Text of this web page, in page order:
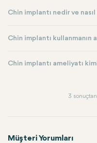
Chin implantı nedir ve nasıl
Chin implantı kullanmanın
Chin implantı ameliyatı
3
Müşteri Yorumları